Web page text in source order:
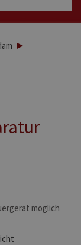
möglich